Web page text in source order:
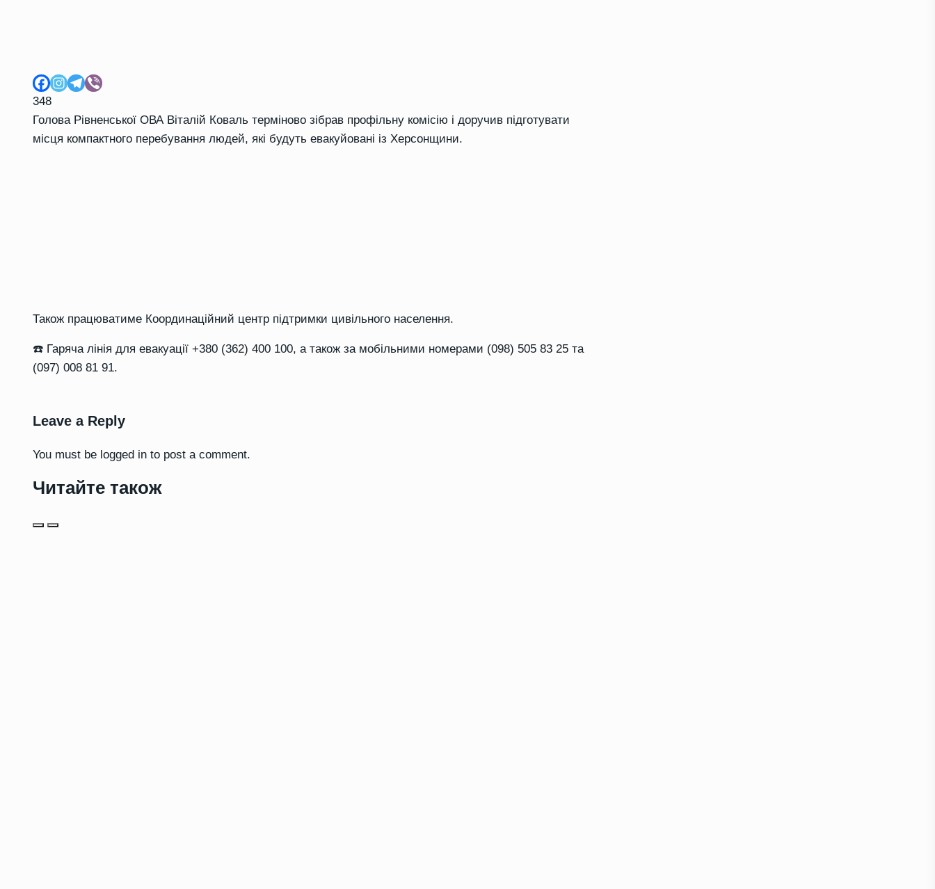
348
Голова Рівненської ОВА Віталій Коваль терміново зібрав профільну комісію і доручив підготувати
місця компактного перебування людей, які будуть евакуйовані із Херсонщини.
Також працюватиме Координаційний центр підтримки цивільного населення.
☎️ Гаряча лінія для евакуації +380 (362) 400 100, а також за мобільними номерами (098) 505 83 25 та
(097) 008 81 91.
Leave a Reply
You must be logged in to post a comment.
Читайте також